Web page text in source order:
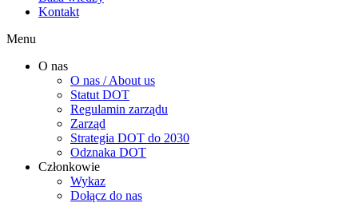
Kontakt
Menu
O nas
O nas / About us
Statut DOT
Regulamin zarządu
Zarząd
Strategia DOT do 2030
Odznaka DOT
Członkowie
Wykaz
Dołącz do nas